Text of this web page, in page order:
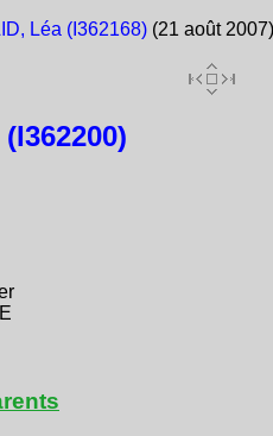
Léa (I362168)(21 août 2007)